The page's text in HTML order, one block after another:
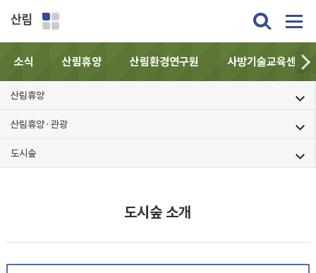
산림
소식 산림휴양 산림환경연구원 사방기술교육센터
산림휴양
산림휴양 · 관광
도시숲
도시숲 소개